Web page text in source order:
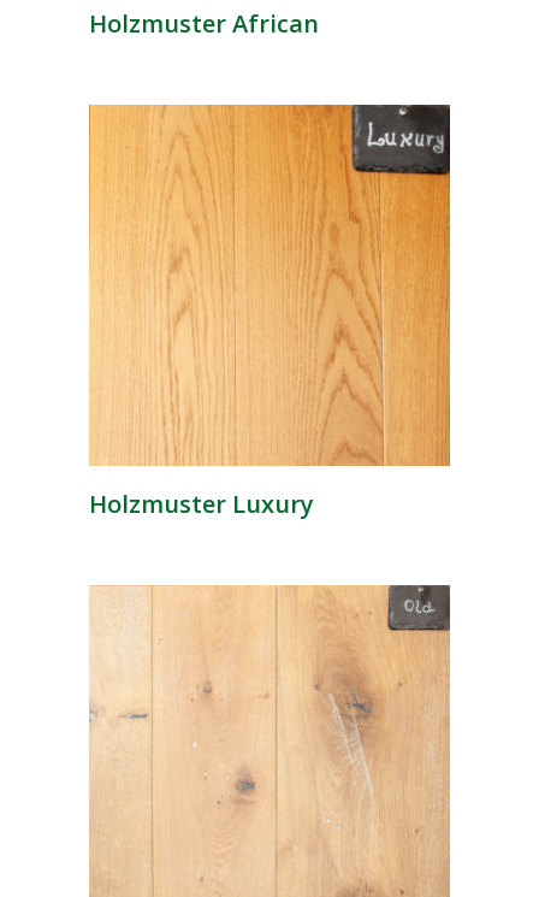
Holzmuster African
Holzmuster Luxury